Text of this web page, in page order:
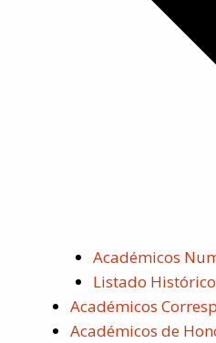
Académicos
Listado Histórico
Académicos
Académicos de